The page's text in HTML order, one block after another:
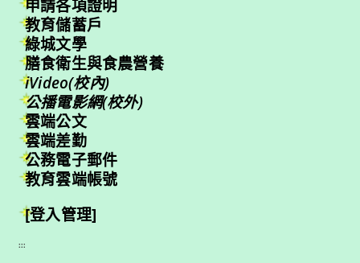
申請各項證明
教育儲蓄戶
綠城文學
膳食衛生與食農營養
iVideo(校內)
公播電影網(校外)
雲端公文
雲端差勤
公務電子郵件
教育雲端帳號
[登入管理]
:::